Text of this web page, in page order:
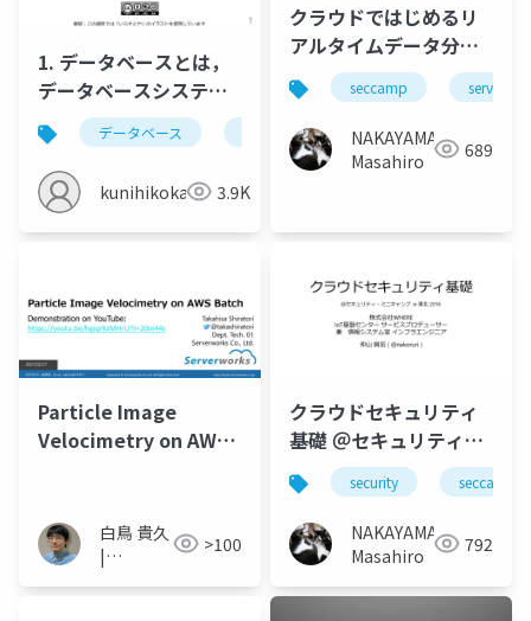
1. データベースとは，
データベースシステム
とは，情報とデータ
データベース データベースシステム
kunihikokaneko3.9K
クラウドではじめるリ
アルタイムデータ分析
#seccamp
seccamp serverless
NAKAYAMA
Masahiro
689
Particle Image
Velocimetry on AWS
白鳥 貴久
|
>100
クラウドセキュリティ
基礎 ＠セキュリティ・
ミニキャンプ in 東北
2016 #seccamp
security seccamp
NAKAYAMA
Masahiro
792